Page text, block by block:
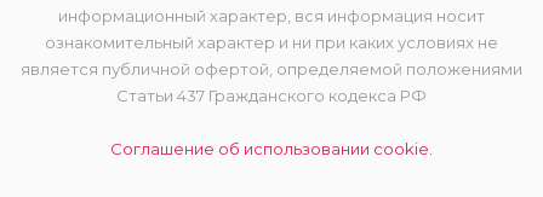
информационный характер, вся информация носит
ознакомительный характер и ни при каких условиях не
является публичной офертой, определяемой положениями
Статьи 437 Гражданского кодекса РФ
Соглашение об использовании cookie.